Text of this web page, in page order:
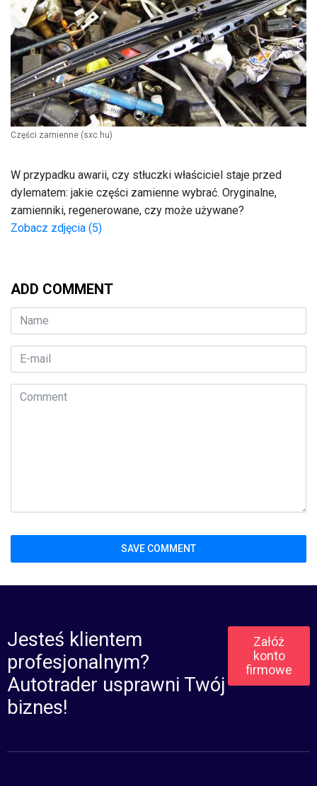
Części zamienne (sxc.hu)
W przypadku awarii, czy stłuczki właściciel staje przed
dylematem: jakie części zamienne wybrać. Oryginalne,
zamienniki, regenerowane, czy może używane?
Zobacz zdjęcia (5)
ADD COMMENT
Jesteś klientem
profesjonalnym?
Autotrader usprawni Twój
biznes!
Załóż
konto
firmowe